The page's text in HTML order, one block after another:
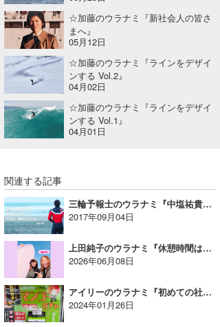
☆加藤のウラナミ『新社会人の皆さ
まへ』
05月12日
☆加藤のウラナミ『ラインをデザイ
ンする Vol.2』
04月02日
☆加藤のウラナミ『ラインをデザイ
ンする Vol.1』
04月01日
関連する記事
三輪予報士のウラナミ『中塩祐貴プロ×千葉銀行』
2017年09月04日
上田純子のウラナミ『休憩時間は海へダッシュ ～30分一本勝負の海 』
2026年06月08日
アイリーのウラナミ『初めての社員旅行 (後半)』
2024年01月26日